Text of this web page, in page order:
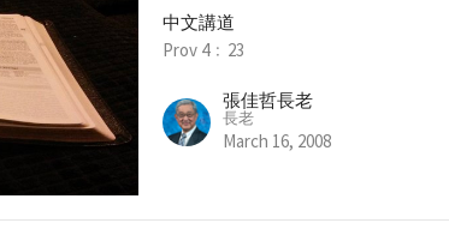
中文講道
Prov 4﹕23
張佳哲長老
長老
March 16, 2008